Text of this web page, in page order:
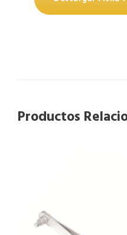
Productos